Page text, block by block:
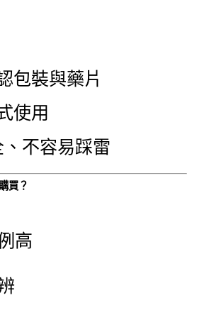
包裝與藥片
使用
不容易踩雷
買？
高